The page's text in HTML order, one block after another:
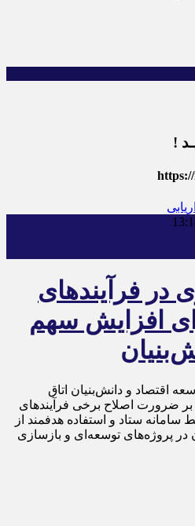
!
در فرآیندهای
افزایش سهم
اقتصاد و دانش‌بنیان اتاق
بر ضرورت اصلاح برخی فرآیندهای
سامانه ستاد و استفاده هدفمند از
پروژه‌های توسعه‌ای و بازسازی